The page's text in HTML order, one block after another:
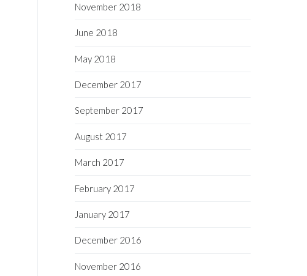
November 2018
June 2018
May 2018
December 2017
September 2017
August 2017
March 2017
February 2017
January 2017
December 2016
November 2016